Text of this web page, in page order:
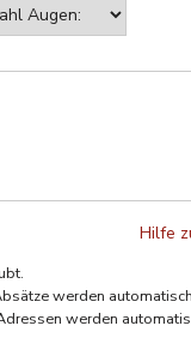
Hilfe
werden
werden